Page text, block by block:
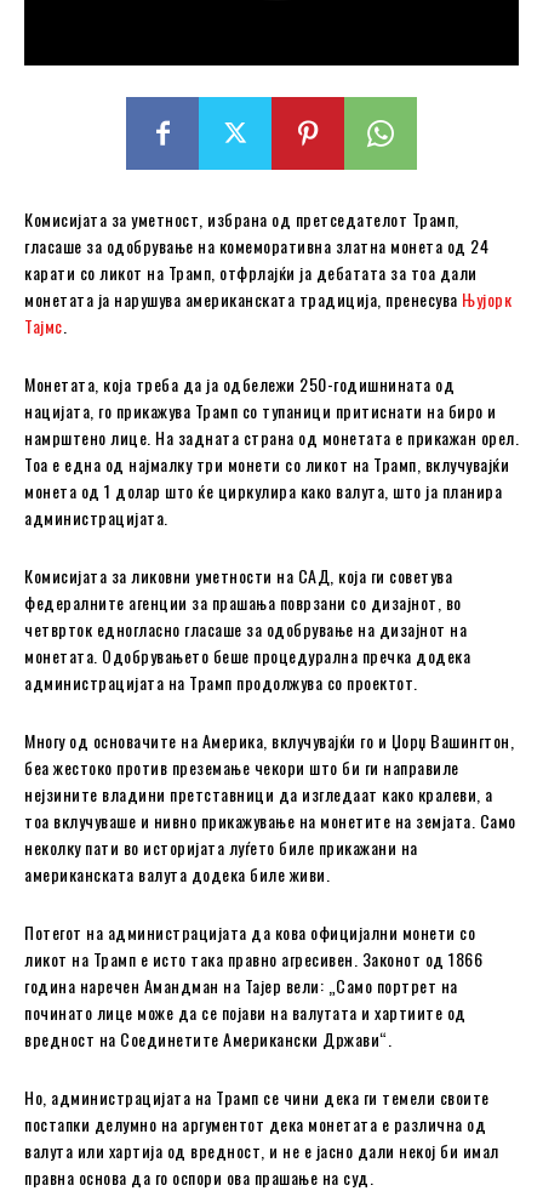
Комисијата за уметност, избрана од претседателот Трамп,
гласаше за одобрување на комеморативна златна монета од 24
карати со ликот на Трамп, отфрлајќи ја дебатата за тоа дали
монетата ја нарушува американската традиција, пренесува Њујорк
Тајмс
Монетата, која треба да ја одбележи 250-годишнината од
нацијата, го прикажува Трамп со тупаници притиснати на биро и
намрштено лице. На задната страна од монетата е прикажан орел.
Тоа е една од најмалку три монети со ликот на Трамп, вклучувајќи
монета од 1 долар што ќе циркулира како валута, што ја планира
администрацијата.
Комисијата за ликовни уметности на САД, која ги советува
федералните агенции за прашања поврзани со дизајнот, во
четврток едногласно гласаше за одобрување на дизајнот на
монетата. Одобрувањето беше процедурална пречка додека
администрацијата на Трамп продолжува со проектот.
Многу од основачите на Америка, вклучувајќи го и Џорџ Вашингтон,
беа жестоко против преземање чекори што би ги направиле
нејзините владини претставници да изгледаат како кралеви, а
тоа вклучуваше и нивно прикажување на монетите на земјата. Само
неколку пати во историјата луѓето биле прикажани на
американската валута додека биле живи.
Потегот на администрацијата да кова официјални монети со
ликот на Трамп е исто така правно агресивен. Законот од 1866
година наречен Амандман на Тајер вели: „Само портрет на
починато лице може да се појави на валутата и хартиите од
вредност на Соединетите Американски Држави“.
Но, администрацијата на Трамп се чини дека ги темели своите
постапки делумно на аргументот дека монетата е различна од
валута или хартија од вредност, и не е јасно дали некој би имал
правна основа да го оспори ова прашање на суд.